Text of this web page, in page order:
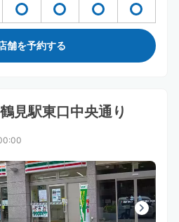
舗を予約する
見駅東口中央通り